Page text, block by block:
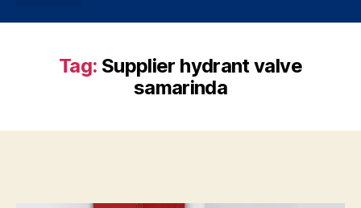
Tag: Supplier hydrant valve
samarinda